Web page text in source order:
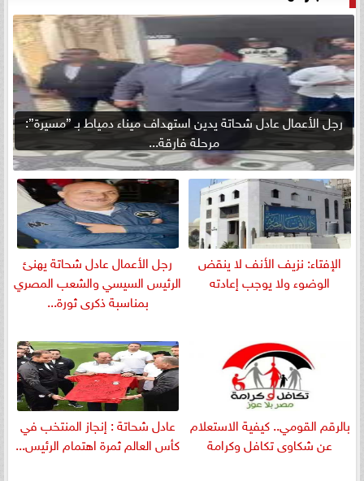
رجل الأعمال عادل شحاتة يدين استهداف ميناء دمياط بـ ”مسيرة”:
مرحلة فارقة...
الإفتاء: نزيف الأنف لا ينقض
الوضوء ولا يوجب إعادته
رجل الأعمال عادل شحاتة يهنئ
الرئيس السيسي والشعب المصري
بمناسبة ذكرى ثورة...
بالرقم القومي.. كيفية الاستعلام
عن شكاوى تكافل وكرامة
عادل شحاتة : إنجاز المنتخب في
كأس العالم ثمرة اهتمام الرئيس...